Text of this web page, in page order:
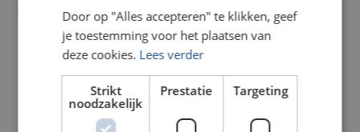
designbureau aan te pas kwam.
3. De printkwaliteit springt eruit
Bij DisplayGigant gebruiken we speciaal doek dat
perfect samenwerkt met LED-licht. Denk aan
Door op "Alles accepteren" te klikken, geef
je toestemming voor het plaatsen van
deze cookies. Lees verder
Strikt
noodzakelijk
Prestatie Targeting